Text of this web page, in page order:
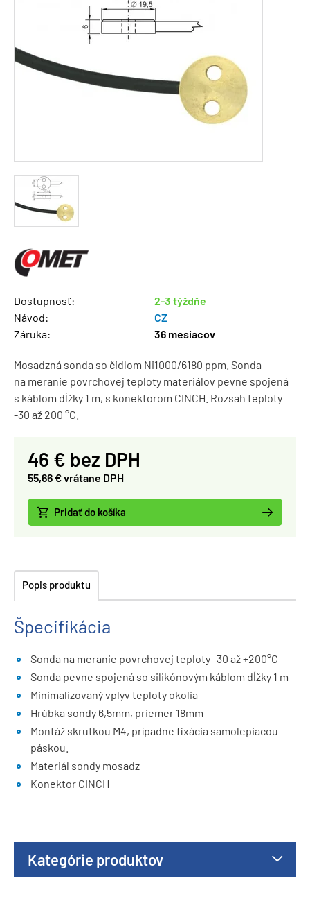
Kategórie produktov
Dostupnosť:
2-3 týždňe
Návod:
CZ
Záruka:
36 mesiacov
Mosadzná sonda so čidlom Ni1000/6180 ppm. Sonda
na meranie povrchovej teploty materiálov pevne spojená
s káblom dĺžky 1 m, s konektorom CINCH. Rozsah teploty
-30 až 200 °C.
46 € bez DPH
55,66 € vrátane DPH
Pridať do košíka
Popis produktu
Špecifikácia
Sonda na meranie povrchovej teploty -30 až +200°C
Sonda pevne spojená so silikónovým káblom dĺžky 1 m
Minimalizovaný vplyv teploty okolia
Hrúbka sondy 6,5mm, priemer 18mm
Montáž skrutkou M4, prípadne fixácia samolepiacou
páskou.
Materiál sondy mosadz
Konektor CINCH